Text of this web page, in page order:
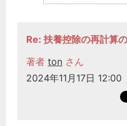
Re: 扶養控除の再計算
著者 ton さん
2024年11月17日 12:00